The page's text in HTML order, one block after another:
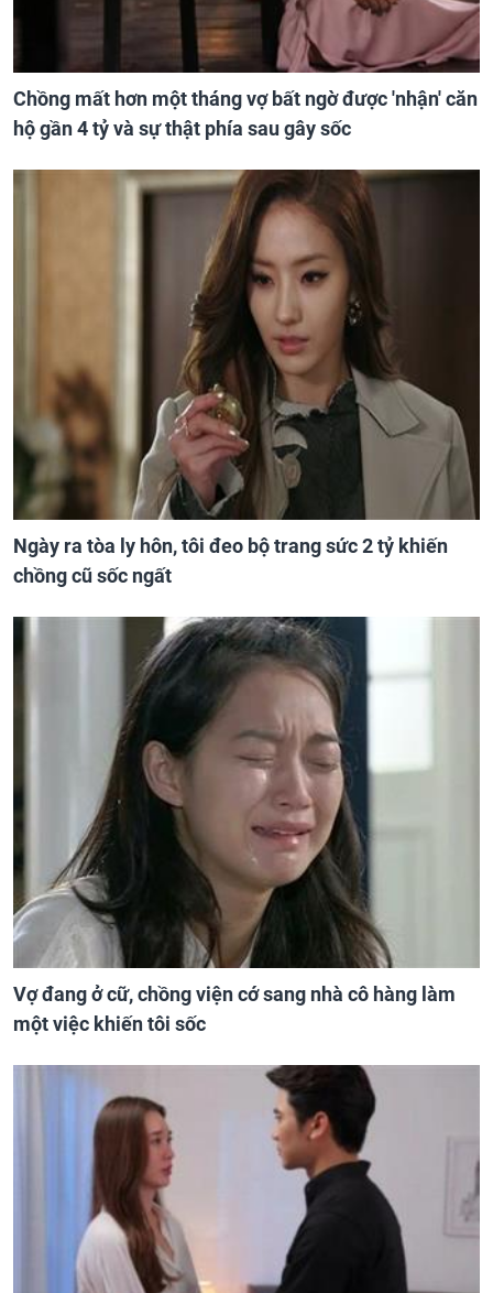
Chồng mất hơn một tháng vợ bất ngờ được 'nhận' căn
hộ gần 4 tỷ và sự thật phía sau gây sốc
Ngày ra tòa ly hôn, tôi đeo bộ trang sức 2 tỷ khiến
chồng cũ sốc ngất
Vợ đang ở cữ, chồng viện cớ sang nhà cô hàng làm
một việc khiến tôi sốc